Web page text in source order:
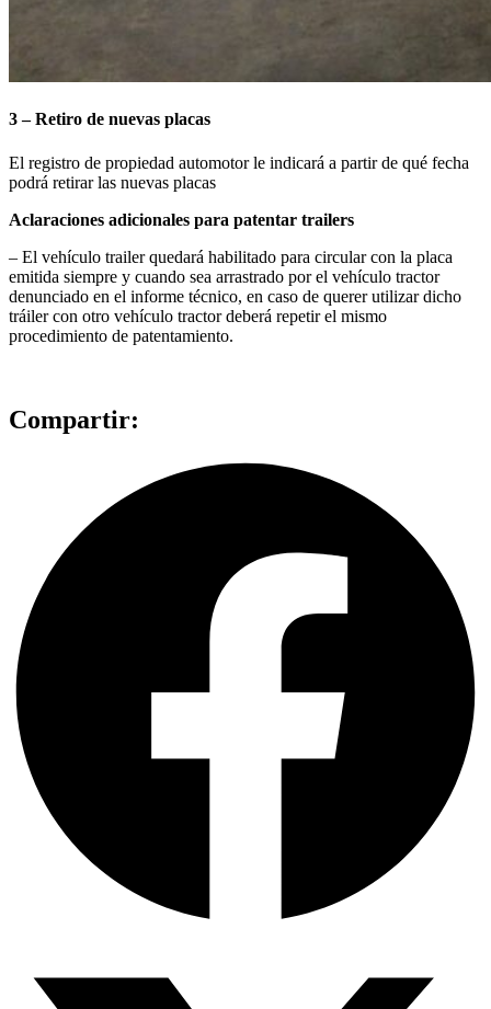
3 – Retiro de nuevas placas
El registro de propiedad automotor le indicará a partir de qué fecha
podrá retirar las nuevas placas
Aclaraciones adicionales para patentar trailers
– El vehículo trailer quedará habilitado para circular con la placa
emitida siempre y cuando sea arrastrado por el vehículo tractor
denunciado en el informe técnico, en caso de querer utilizar dicho
tráiler con otro vehículo tractor deberá repetir el mismo
procedimiento de patentamiento.
Compartir: